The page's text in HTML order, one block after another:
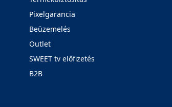
Pixelgarancia
Beüzemelés
Outlet
SWEET tv előfizetés
B2B